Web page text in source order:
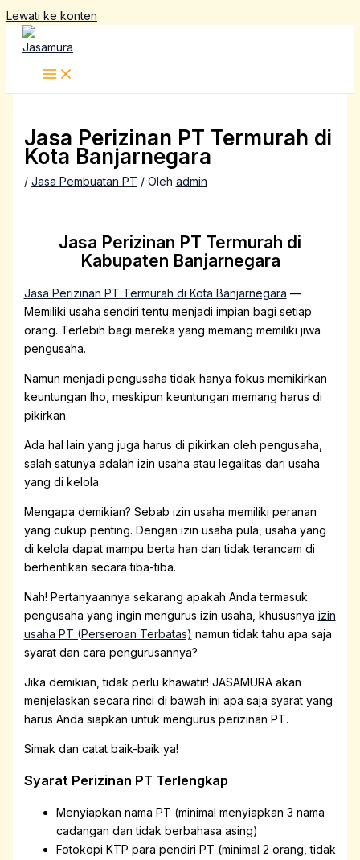
Lewati ke konten
Jasa Perizinan PT Termurah di
Kota Banjarnegara
/ Jasa Pembuatan PT / Oleh admin
Jasa Perizinan PT Termurah di
Kabupaten Banjarnegara
Jasa Perizinan PT Termurah di Kota Banjarnegara —
Memiliki usaha sendiri tentu menjadi impian bagi setiap
orang. Terlebih bagi mereka yang memang memiliki jiwa
pengusaha.
Namun menjadi pengusaha tidak hanya fokus memikirkan
keuntungan lho, meskipun keuntungan memang harus di
pikirkan.
Ada hal lain yang juga harus di pikirkan oleh pengusaha,
salah satunya adalah izin usaha atau legalitas dari usaha
yang di kelola.
Mengapa demikian? Sebab izin usaha memiliki peranan
yang cukup penting. Dengan izin usaha pula, usaha yang
di kelola dapat mampu berta han dan tidak terancam di
berhentikan secara tiba-tiba.
Nah! Pertanyaannya sekarang apakah Anda termasuk
pengusaha yang ingin mengurus izin usaha, khususnya izin
usaha PT (Perseroan Terbatas) namun tidak tahu apa saja
syarat dan cara pengurusannya?
Jika demikian, tidak perlu khawatir! JASAMURA akan
menjelaskan secara rinci di bawah ini apa saja syarat yang
harus Anda siapkan untuk mengurus perizinan PT.
Simak dan catat baik-baik ya!
Syarat Perizinan PT Terlengkap
Menyiapkan nama PT (minimal menyiapkan 3 nama
cadangan dan tidak berbahasa asing)
Fotokopi KTP para pendiri PT (minimal 2 orang, tidak